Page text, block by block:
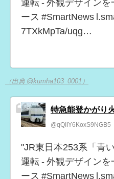
運転 - 外観デザインを
ース #SmartNews
7TXkMpTa/uqg…
（出典 @kumha103_0001）
特急能登かがり
@qQIIY6KoxS9NGB5
"JR東日本253系「青
運転 - 外観デザインを
ース #SmartNews